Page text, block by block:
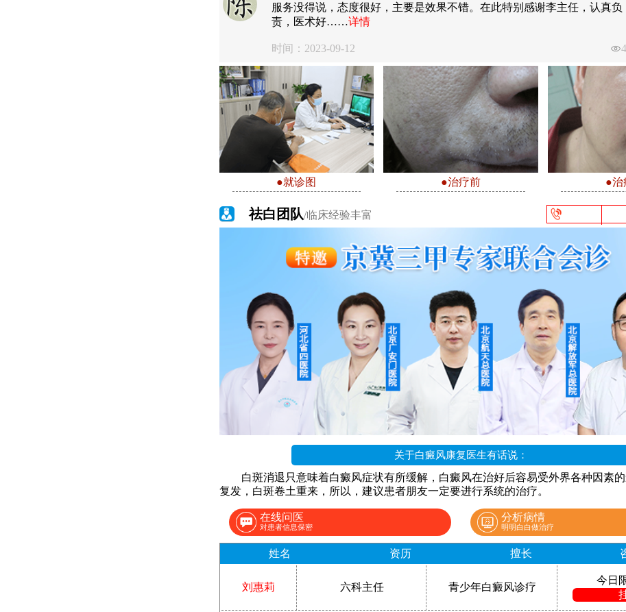
服务没得说，态度很好，主要是效果不错。在此特别感谢李主任，认真负
责，医术好……详情
时间：2023-09-12
●就诊图 ●治疗前 ●治
祛白团队/临床经验丰富
关于白癜风康复医生有话说：
白斑消退只意味着白癜风症状有所缓解，白癜风在治好后容易受外界各种因素
复发，白斑卷土重来，所以，建议患者朋友一定要进行系统的治疗。
在线问医
对患者信息保密
分析病情
明明白白做治疗
姓名 资历 擅长
刘惠莉 六科主任 青少年白癜风诊疗
今日